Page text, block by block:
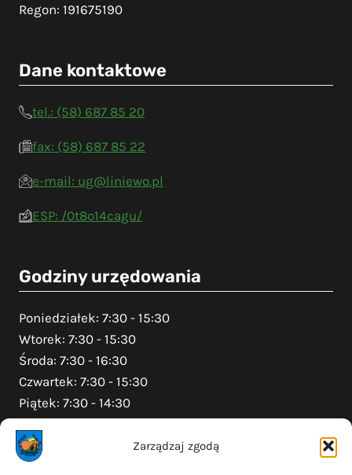
Zarządzaj zgodą
Regon: 191675190
Dane kontaktowe
tel.: (58) 687 85 20
fax: (58) 687 85 22
e-mail: ug@liniewo.pl
ESP: /0t8o14cagu/
Godziny urzędowania
Poniedziałek: 7:30 - 15:30
Wtorek: 7:30 - 15:30
Środa: 7:30 - 16:30
Czwartek: 7:30 - 15:30
Piątek: 7:30 - 14:30
Na skróty